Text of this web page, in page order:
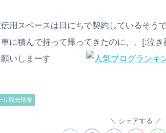
用スペースは日にちで契約しているそう
に積んで持って帰ってきたのに、、[:泣き
お願いしまーす
ル観光情報
シェアする